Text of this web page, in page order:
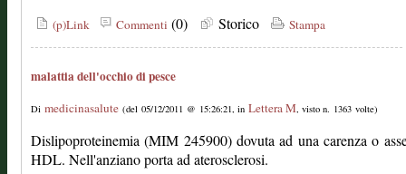
(p)Link Commenti (0) Storico Stampa
malattia dell'occhio di pesce
Di medicinasalute (del 05/12/2011 @ 15:26:21, in Lettera M, visto n. 1363 volte)
Dislipoproteinemia (MIM 245900) dovuta ad una carenza o
HDL. Nell'anziano porta ad aterosclerosi.